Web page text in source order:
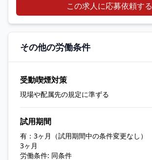
この求人に応募依頼する
その他の労働条件
受動喫煙対策
現場や配属先の規定に準ずる
試用期間
有：3ヶ月（試用期間中の条件変更なし）
3ヶ月
労働条件: 同条件